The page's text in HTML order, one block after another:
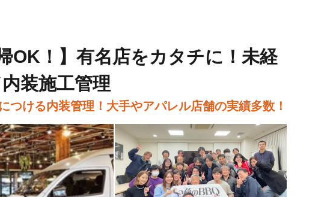
OK！】有名店をカタチに！未経
装施工管理
つける内装管理！大手やアパレル店舗の実績多数！